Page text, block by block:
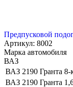
Предпусковой
Артикул: 8002
Марка автомобиля
ВАЗ
ВАЗ 2190 Гранта
ВАЗ 2190 Гранта